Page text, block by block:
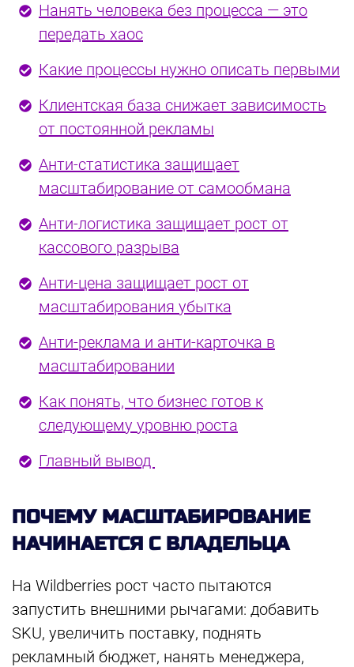
Нанять человека без процесса — это
передать хаос
Какие процессы нужно описать первыми
Клиентская база снижает зависимость
от постоянной рекламы
Анти-статистика защищает
масштабирование от самообмана
Анти-логистика защищает рост от
кассового разрыва
Анти-цена защищает рост от
масштабирования убытка
Анти-реклама и анти-карточка в
масштабировании
Как понять, что бизнес готов к
следующему уровню роста
Главный вывод
ПОЧЕМУ МАСШТАБИРОВАНИЕ
НАЧИНАЕТСЯ С ВЛАДЕЛЬЦА
На Wildberries рост часто пытаются
запустить внешними рычагами: добавить
SKU, увеличить поставку, поднять
рекламный бюджет, нанять менеджера,